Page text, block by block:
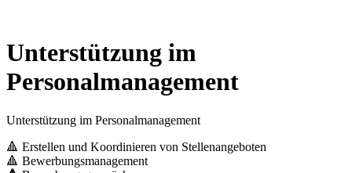
Unterstützung im
Personalmanagement
Unterstützung im Personalmanagement
🔺 Erstellen und Koordinieren von Stellenangeboten
🔺 Bewerbungsmanagement